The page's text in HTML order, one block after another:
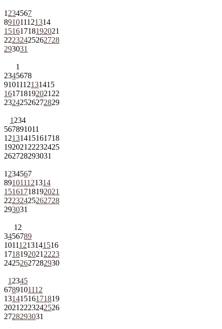
1 234567
891011121314
15161718192021
22232425262728
293031
1
2345678
9101112131415
161718192021 22
23242526272829
1 234
567891011
12131415161718
192021 22232425
262728293031
1 234567
891011121314
15161718192021
22232425262728
293031
1 2
3456789
10111213141516
1718192021 2223
24252627282930
1 2345
6789101112
13141516171819
2021 2223242526
2728293031